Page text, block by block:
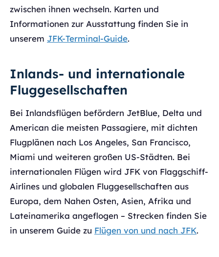
zwischen ihnen wechseln. Karten und
Informationen zur Ausstattung finden Sie in
unserem JFK-Terminal-Guide.
Inlands- und internationale
Fluggesellschaften
Bei Inlandsflügen befördern JetBlue, Delta und
American die meisten Passagiere, mit dichten
Flugplänen nach Los Angeles, San Francisco,
Miami und weiteren großen US-Städten. Bei
internationalen Flügen wird JFK von Flaggschiff-
Airlines und globalen Fluggesellschaften aus
Europa, dem Nahen Osten, Asien, Afrika und
Lateinamerika angeflogen – Strecken finden Sie
in unserem Guide zu Flügen von und nach JFK.